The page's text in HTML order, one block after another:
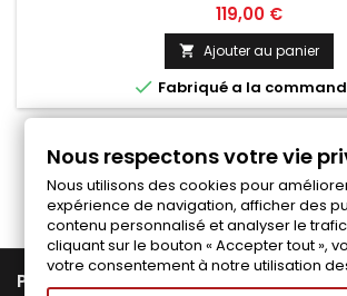
Prix
119,00 €
 Ajouter au panier
 Fabriqué a la
Suivant
PRODUITS
Nous respectons votre vie
Nous utilisons des cookies pour
expérience de navigation, afficher des
contenu personnalisé et analyser le trafic
cliquant sur le bouton « Accepter tout »,
votre consentement à notre utilisation